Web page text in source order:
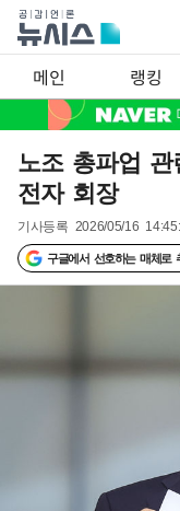
메인 랭킹
노조 총파업
전자 회장
기사등록 2026/05/16
구글에서 선호하는 매체로